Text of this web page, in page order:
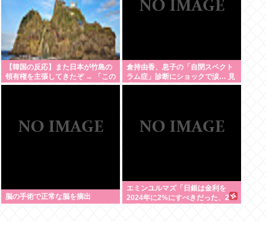
【韓国の反応】また日本が竹島の
領有権を主張してきたぞ → 「この
話題は永遠に終わらないな」「日
倉持由香、息子の「自閉スペクト
ラム症」診断にショックで涙… 見
逃していた乳幼児期のサインとは
脳の手術で正常な脳を摘出
エミンユルマズ「日銀は金利を
2024年に2%にすべきだった、2%